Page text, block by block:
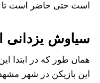
است حتی حاضر است تا
سیاوش
همان طور که در ابتدا
این بازیکن در شهر